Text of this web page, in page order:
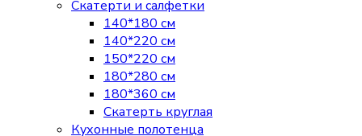
Скатерти и салфетки
140*180 см
140*220 см
150*220 см
180*280 см
180*360 см
Скатерть круглая
Кухонные полотенца